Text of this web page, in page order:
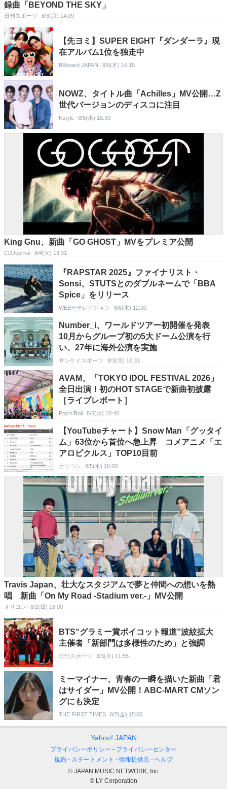
録曲「BEYOND THE SKY」
日刊スポーツ 8/3(月) 14:09
【先ヨミ】SUPER EIGHT『ダンダーラ』現
在アルバム1位を独走中
Billboard JAPAN 8/6(木) 16:15
NOWZ、タイトル曲「Achilles」MV公開…Z
世代バージョンのディスコに注目
Kstyle 8/5(水) 18:30
King Gnu、新曲「GO GHOST」MVをプレミア公開
CDJournal 8/4(火) 13:31
『RAPSTAR 2025』ファイナリスト・
Sonsi、STUTSとのダブルネームで「BBA
Spice」をリリース
WEBザテレビジョン 8/6(木) 12:00
Number_i、ワールドツアー初開催を発表
10月からグループ初の5大ドーム公演を行
い、27年に海外公演を実施
サンケイスポーツ 8/3(月) 10:33
AVAM、「TOKYO IDOL FESTIVAL 2026」
全日出演！初のHOT STAGEで新曲初披露
［ライブレポート］
Pop’n’Roll 8/5(水) 10:40
【YouTubeチャート】Snow Man「グッタイ
ム」63位から首位へ急上昇 コメアニメ「エ
アロピクルス」TOP10目前
オリコン 8/5(水) 16:00
Travis Japan、壮大なスタジアムで夢と仲間への想いを熱
唱 新曲「On My Road -Stadium ver.-」MV公開
オリコン 8/2(日) 18:00
BTS“グラミー賞ボイコット報道”波紋拡大
主催者「新部門は多様性のため」と強調
日刊スポーツ 8/3(月) 11:55
ミーマイナー、青春の一瞬を描いた新曲「君
はサイダー」MV公開！ABC-MART CMソン
グにも決定
THE FIRST TIMES 8/7(金) 15:06
Yahoo! JAPAN
プライバシーポリシー
プライバシーセンター
規約
ステートメント 情報提供元
ヘルプ
© JAPAN MUSIC NETWORK, Inc.
© LY Corporation